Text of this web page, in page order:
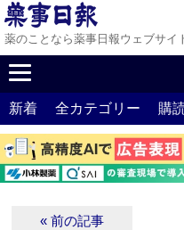
薬のことなら薬事日報ウェブサイ
新着 全カテゴリー 購
« 前の記事